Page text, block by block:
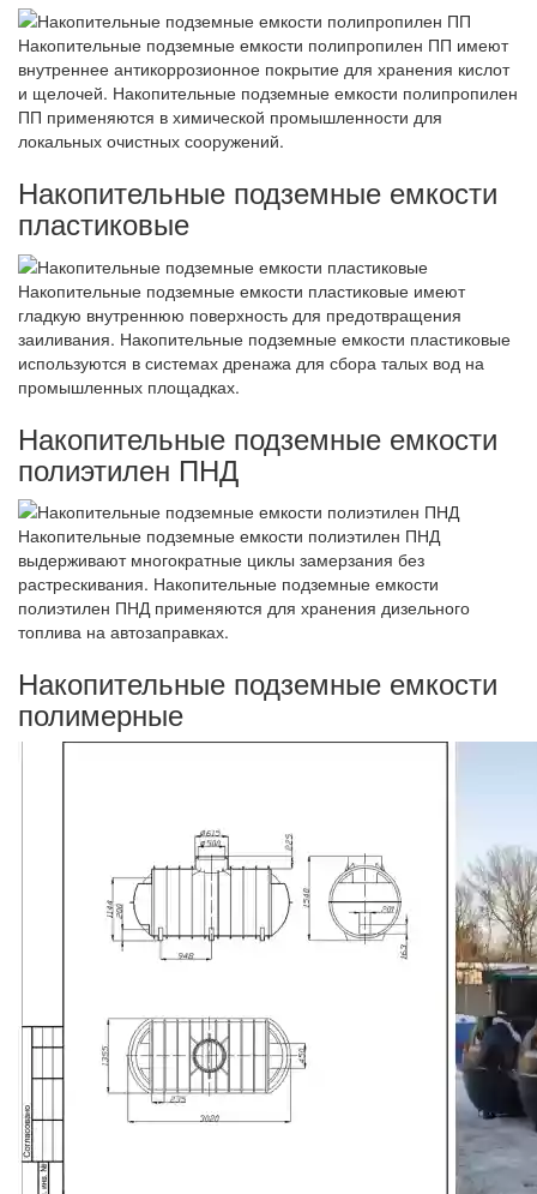
Накопительные подземные емкости полипропилен ПП имеют
внутреннее антикоррозионное покрытие для хранения кислот
и щелочей. Накопительные подземные емкости полипропилен
ПП применяются в химической промышленности для
локальных очистных сооружений.
Накопительные подземные емкости
пластиковые
Накопительные подземные емкости пластиковые имеют
гладкую внутреннюю поверхность для предотвращения
заиливания. Накопительные подземные емкости пластиковые
используются в системах дренажа для сбора талых вод на
промышленных площадках.
Накопительные подземные емкости
полиэтилен ПНД
Накопительные подземные емкости полиэтилен ПНД
выдерживают многократные циклы замерзания без
растрескивания. Накопительные подземные емкости
полиэтилен ПНД применяются для хранения дизельного
топлива на автозаправках.
Накопительные подземные емкости
полимерные